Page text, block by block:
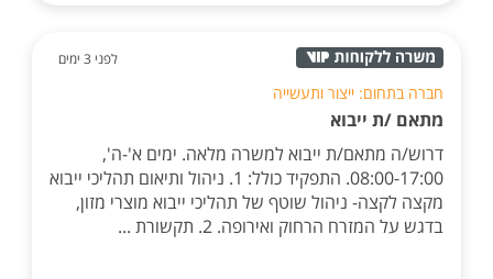
לפני 3 ימים
חברה בתחום: ייצור ותעשייה
מתאם /ת ייבוא
דרוש/ה מתאם/ת ייבוא למשרה מלאה. ימים א'-ה',
08:00-17:00. התפקיד כולל: 1. ניהול ותיאום תהליכי ייבוא
מקצה לקצה- ניהול שוטף של תהליכי ייבוא מוצרי מזון,
בדגש על המזרח הרחוק ואירופה. 2. תקשורת ...